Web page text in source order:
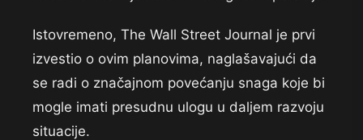
Istovremeno, The Wall Street Journal je prvi
izvestio o ovim planovima, naglašavajući da
se radi o značajnom povećanju snaga koje bi
mogle imati presudnu ulogu u daljem razvoju
situacije.